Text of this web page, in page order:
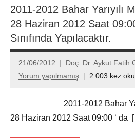
Fatih
GÜVEN-
World's
top
2011-2012 Bahar Yarıyılı
28 Haziran 2012 Saat
Sınıfında Yapılacaktır.
21/06/2012
Doç. Dr. Aykut Fatih
Yorum yapılmamış
2.003 kez
2011-2012 Bahar
28 Haziran 2012 Saat 09:00 ‘ da